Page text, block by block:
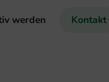
werden Kontakt